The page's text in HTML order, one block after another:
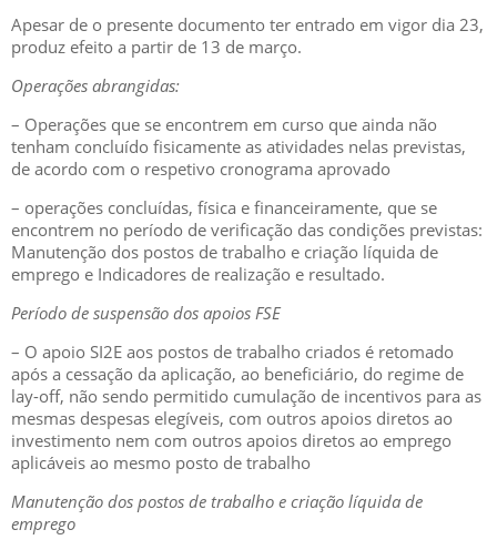
Apesar de o presente documento ter entrado em vigor dia 23,
produz efeito a partir de 13 de março.
Operações abrangidas:
– Operações que se encontrem em curso que ainda não
tenham concluído fisicamente as atividades nelas previstas,
de acordo com o respetivo cronograma aprovado
– operações concluídas, física e financeiramente, que se
encontrem no período de verificação das condições previstas:
Manutenção dos postos de trabalho e criação líquida de
emprego e Indicadores de realização e resultado.
Período de suspensão dos apoios FSE
– O apoio SI2E aos postos de trabalho criados é retomado
após a cessação da aplicação, ao beneficiário, do regime de
lay-off, não sendo permitido cumulação de incentivos para as
mesmas despesas elegíveis, com outros apoios diretos ao
investimento nem com outros apoios diretos ao emprego
aplicáveis ao mesmo posto de trabalho
Manutenção dos postos de trabalho e criação líquida de
emprego